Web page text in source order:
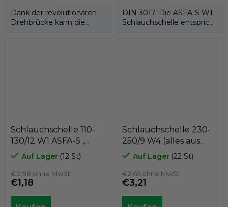
Dank der revolutionären
Drehbrücke kann die
DIN 3017. Die ASFA-S W1
Schlauchschelle entspricht
Schlauchschelle 110-
130/12 W1 ASFA-S ,
MIKALOR 03009013
Auf Lager (12 St)
€0,98 ohne MwSt.
€1,18
Schlauchschelle 230-
250/9 W4 (alles aus
Edelstahl AISI 304),
GeTech FX230
Auf Lager (22 St)
€2,65 ohne MwSt.
€3,21